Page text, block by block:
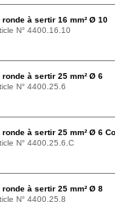
ronde à sertir 16 mm² Ø 10
N° 4400.16.10
ronde à sertir 25 mm² Ø 6
N° 4400.25.6
ronde à sertir 25 mm² Ø 6
N° 4400.25.6.C
ronde à sertir 25 mm² Ø 8
N° 4400.25.8